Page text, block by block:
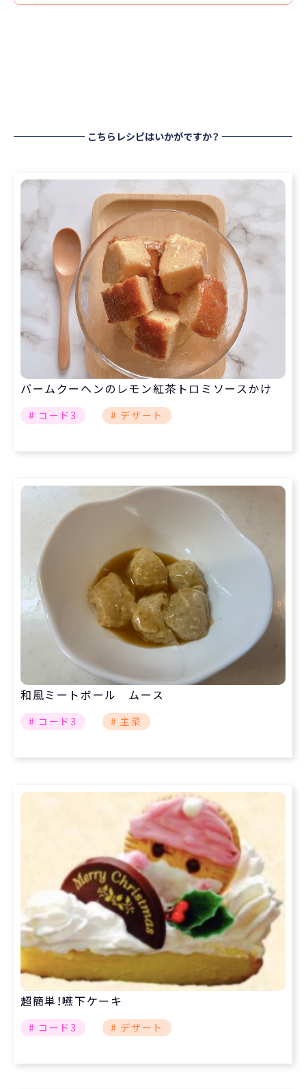
こちらレシピはいかがですか？
バームクーヘンのレモン紅茶トロミソースかけ
# コード3 # デザート
和風ミートボール ムース
# コード3 # 主菜
超簡単！嚥下ケーキ
# コード3 # デザート